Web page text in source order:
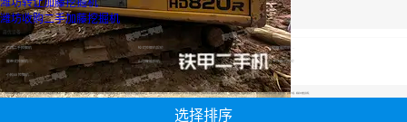
潍坊收购二手加藤挖掘机
最优设备
广西二手挖掘机 轮式挖掘机报价 山河智能挖机报价表
山河智能挖机报价表 二手压路机报价
小松60挖掘机价格
【潍坊转让加藤挖掘机】专区为您汇总有关潍坊转让加藤挖掘机有关的二手设备信息，提供潍坊转让加藤挖掘机转让,潍坊转让加藤挖掘机买卖,市场,包括潍坊转让加藤挖掘机报价，热卖品牌，热卖地区等；还可以直接看到为您精心挑选的潍坊转让加藤挖掘机相关的机械设备信息，包括其潍坊转让加藤挖掘机型号、潍坊转让加藤挖掘机参数、机型介绍、品牌介绍、新机价格信息等；
选择排序